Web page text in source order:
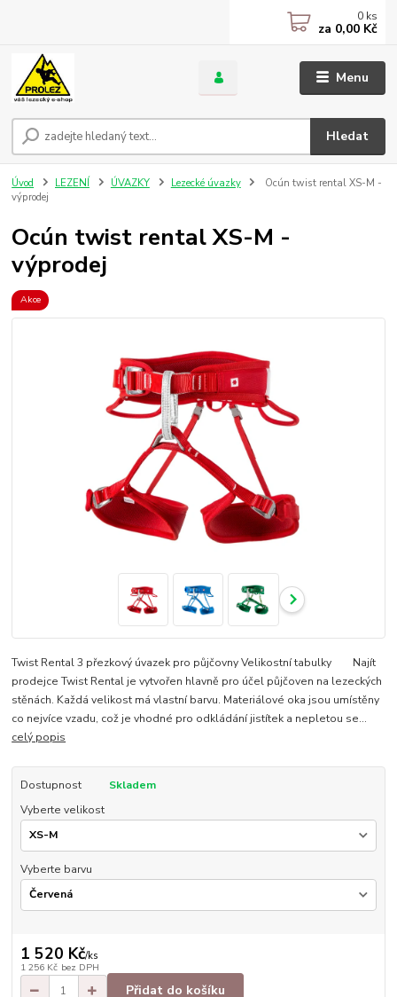
Menu
Hledat
0 ks
za 0,00 Kč
Úvod LEZENÍ ÚVAZKY Lezecké úvazky
Ocún twist rental XS-M -
výprodej
Ocún twist rental XS-M -
výprodej
Akce
Twist Rental 3 přezkový úvazek pro půjčovny Velikostní tabulky Najít
prodejce Twist Rental je vytvořen hlavně pro účel půjčoven na lezeckých
stěnách. Každá velikost má vlastní barvu. Materiálové oka jsou umístěny
co nejvíce vzadu, což je vhodné pro odkládání jistítek a nepletou se...
celý popis
Dostupnost
Skladem
Vyberte velikost
Vyberte barvu
1 520 Kč/ks
1 256 Kč bez DPH
Přidat do košíku